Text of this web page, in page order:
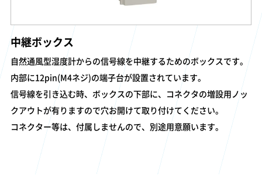
中継ボックス
自然通風型湿度計からの信号線を中継するためのボックスです。
内部に12pin(M4ネジ)の端子台が設置されています。
信号線を引き込む時、ボックスの下部に、コネクタの増設用ノッ
クアウトが有りますので穴お開けて取り付けてください。
コネクター等は、付属しませんので、別途用意願います。